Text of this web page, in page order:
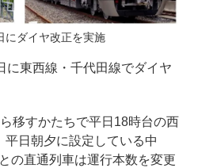
にダイヤ改正を実施
東西線・千代田線でダイヤ
移すかたちで平日18時台の西
日朝夕に設定している中
の直通列車は運行本数を変更